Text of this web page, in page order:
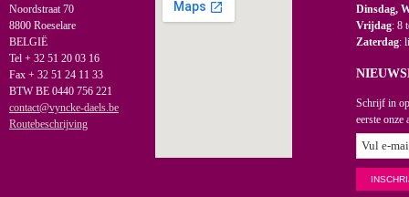
Noordstraat 70
8800 Roeselare
BELGIË
Tel + 32 51 20 03 16
Fax + 32 51 24 11 33
BTW BE 0440 756 221
contact@vyncke-daels.be
Routebeschrijving
Dinsdag,
Vrijdag: 8
Zaterdag:
Schrijf in
eerste onze